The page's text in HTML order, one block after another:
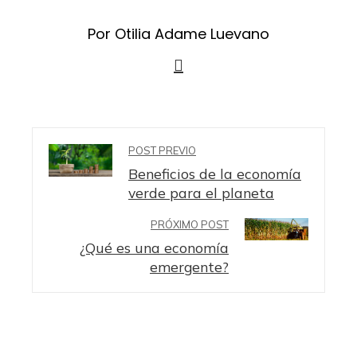
Por Otilia Adame Luevano
POST PREVIO
Beneficios de la economía
verde para el planeta
PRÓXIMO POST
¿Qué es una economía
emergente?